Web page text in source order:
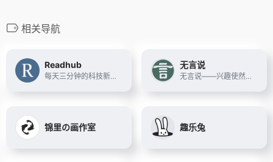
相关导航
Readhub
每天三分钟的科技新闻聚合阅读
无言说
无言说——兴趣使然创建的网站，涵盖各类主题模板、服务器推荐、网站运维、小说写作、神话故事等等站长感兴趣的内容
锦里の画作室 趣乐兔